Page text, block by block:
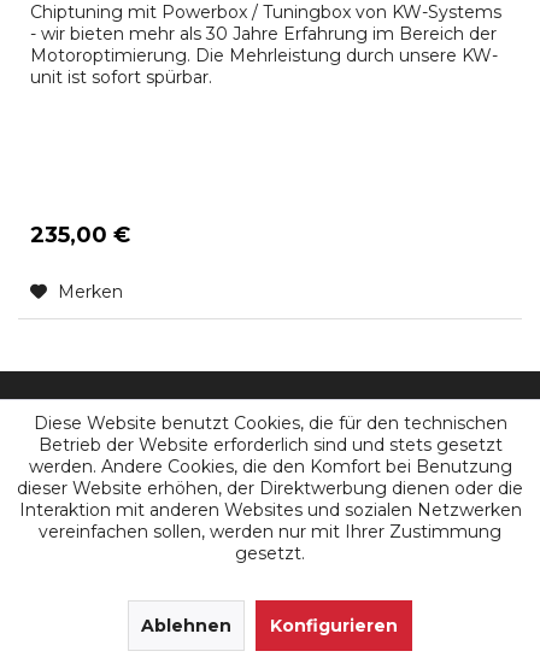
Chiptuning mit Powerbox / Tuningbox von KW-Systems
- wir bieten mehr als 30 Jahre Erfahrung im Bereich der
Motoroptimierung. Die Mehrleistung durch unsere KW-
unit ist sofort spürbar.
235,00 €
Merken
KW-Systems Fahrzeugtechnik GmbH
Werner-von-Siemens-Straße 28
52477 Alsdorf (Rheinland)
Tel:+49 (0)2404/ 677 666
WhatsApp: +49 (0)2404 / 677666
Mo - Fr 9.00 bis 17.00 Uhr
info@kw-chiptuning.com
Diese Website benutzt Cookies, die für den technischen
Betrieb der Website erforderlich sind und stets gesetzt
werden. Andere Cookies, die den Komfort bei Benutzung
dieser Website erhöhen, der Direktwerbung dienen oder die
Interaktion mit anderen Websites und sozialen Netzwerken
vereinfachen sollen, werden nur mit Ihrer Zustimmung
gesetzt.
Ablehnen Konfigurieren
SEHR GUT (4.9 / 5)
Bewertungen bei: google.de, shopvote.de ⓘ
Informationen zur Echtheit der Bewertungen